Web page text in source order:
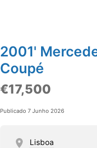
2001'
Coupé
€17,500
Publicado 7 Junho 2026
Lisboa